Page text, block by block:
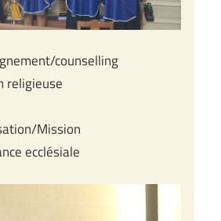
counselling
religieuse
Mission
ecclésiale